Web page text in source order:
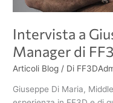
Intervista a
Manager di
Articoli Blog / Di
Giuseppe Di Maria,